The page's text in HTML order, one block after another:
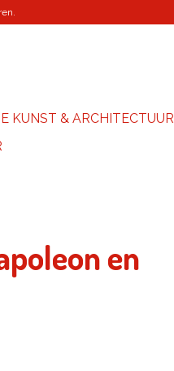
KUNST & ARCHITECTUUR
en